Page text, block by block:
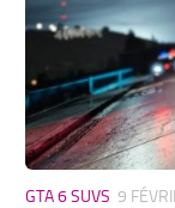
GTA 6 SUVS 9